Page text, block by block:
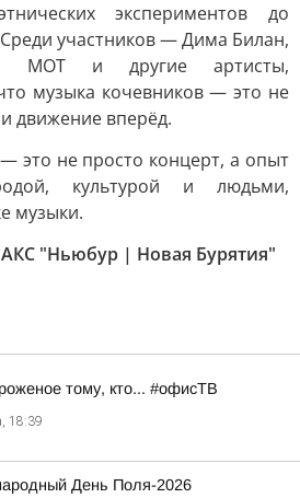
экспериментов до
участников — Дима Билан,
МОТ и другие артисты,
музыка кочевников — это не
движение вперёд.
это не просто концерт, а опыт
культурой и людьми,
музыки.
"Ньюбур | Новая Бурятия"
тому, кто... #офисТВ
18:39
День Поля-2026